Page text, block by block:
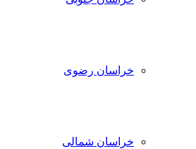
خراسان رضوی
خراسان شمالی